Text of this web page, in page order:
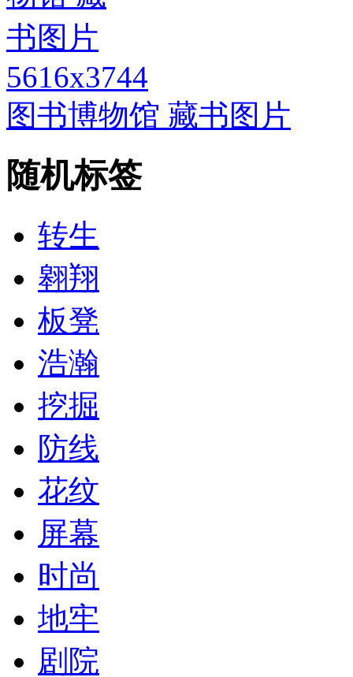
5616x3744
图书博物馆 藏书图片
随机标签
转生
翱翔
板凳
浩瀚
挖掘
防线
花纹
屏幕
时尚
地牢
剧院